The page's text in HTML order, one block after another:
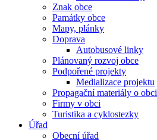
Znak obce
Památky obce
Mapy, plánky
Doprava
Autobusové linky
Plánovaný rozvoj obce
Podpořené projekty
Medializace projektu
Propagační materiály o obci
Firmy v obci
Turistika a cyklostezky
Úřad
Obecní úřad